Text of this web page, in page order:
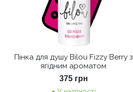
Пінка для душу Bilou Fizzy Berry з
ягідним ароматом
375 грн